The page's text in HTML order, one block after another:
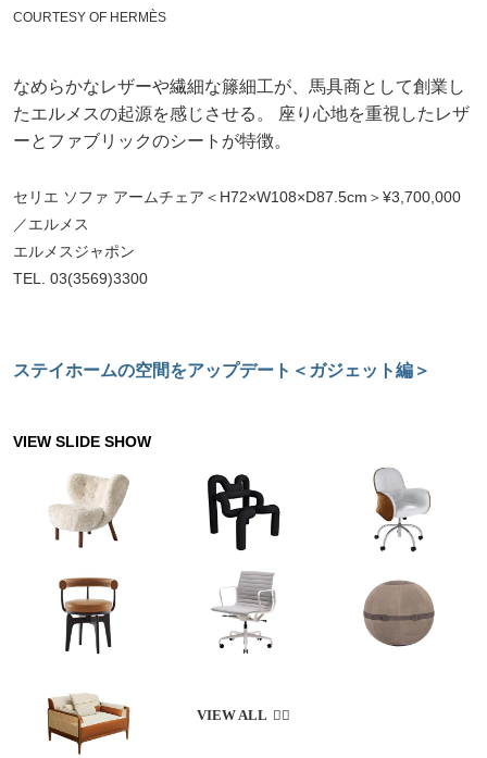
COURTESY OF HERMÈS
なめらかなレザーや繊細な籐細工が、馬具商として創業し
たエルメスの起源を感じさせる。 座り心地を重視したレザ
ーとファブリックのシートが特徴。
セリエ ソファ アームチェア＜H72×W108×D87.5cm＞¥3,700,000
／エルメス
エルメスジャポン
TEL. 03(3569)3300
ステイホームの空間をアップデート＜ガジェット編＞